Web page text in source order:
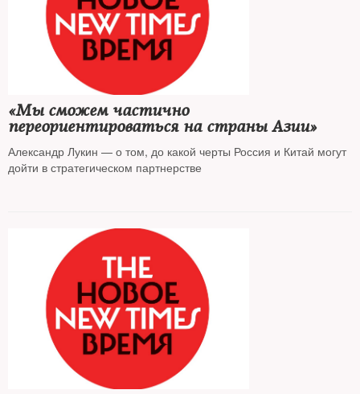
«Мы сможем частично
переориентироваться на страны Азии»
Александр Лукин — о том, до какой черты Россия и Китай могут
дойти в стратегическом партнерстве